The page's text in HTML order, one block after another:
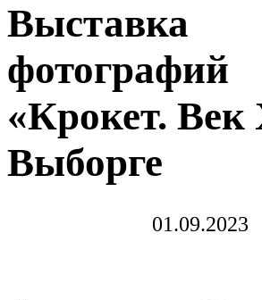
Выставка
фотографий
«Крокет.
Выборге
01.09.2023